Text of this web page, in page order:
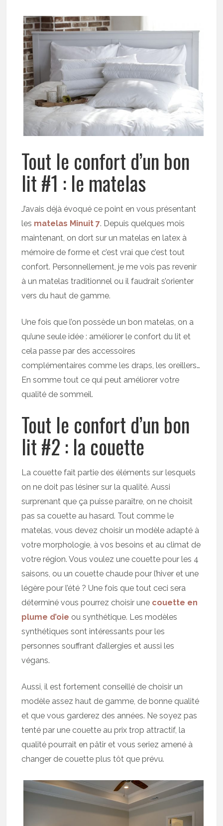
Tout le confort d’un bon
lit #1 : le matelas
J’avais déjà évoqué ce point en vous présentant
les matelas Minuit 7. Depuis quelques mois
maintenant, on dort sur un matelas en latex à
mémoire de forme et c’est vrai que c’est tout
confort. Personnellement, je me vois pas revenir
à un matelas traditionnel ou il faudrait s’orienter
vers du haut de gamme.
Une fois que l’on possède un bon matelas, on a
qu’une seule idée : améliorer le confort du lit et
cela passe par des accessoires
complémentaires comme les draps, les oreillers…
En somme tout ce qui peut améliorer votre
qualité de sommeil.
Tout le confort d’un bon
lit #2 : la couette
La couette fait partie des éléments sur lesquels
on ne doit pas lésiner sur la qualité. Aussi
surprenant que ça puisse paraître, on ne choisit
pas sa couette au hasard. Tout comme le
matelas, vous devez choisir un modèle adapté à
votre morphologie, à vos besoins et au climat de
votre région. Vous voulez une couette pour les 4
saisons, ou un couette chaude pour l’hiver et une
légère pour l’été ? Une fois que tout ceci sera
déterminé vous pourrez choisir une couette en
plume d’oie ou synthétique. Les modèles
synthétiques sont intéressants pour les
personnes souffrant d’allergies et aussi les
végans.
Aussi, il est fortement conseillé de choisir un
modèle assez haut de gamme, de bonne qualité
et que vous garderez des années. Ne soyez pas
tenté par une couette au prix trop attractif, la
qualité pourrait en pâtir et vous seriez amené à
changer de couette plus tôt que prévu.